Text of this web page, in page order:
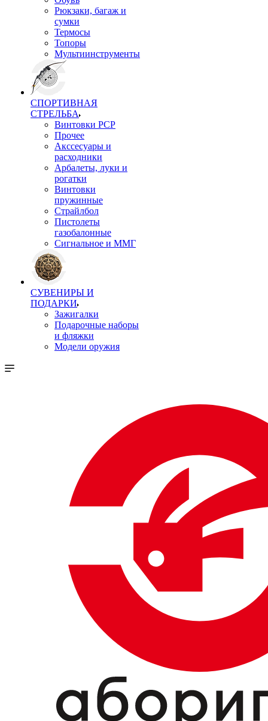
Рюкзаки, багаж и
сумки
Термосы
Топоры
Мультиинструменты
СПОРТИВНАЯ
СТРЕЛЬБА
Винтовки PCP
Прочее
Акссесуары и
расходники
Арбалеты, луки и
рогатки
Винтовки
пружинные
Страйлбол
Пистолеты
газобалонные
Сигнальное и ММГ
СУВЕНИРЫ И
ПОДАРКИ
Зажигалки
Подарочные наборы
и фляжки
Модели оружия